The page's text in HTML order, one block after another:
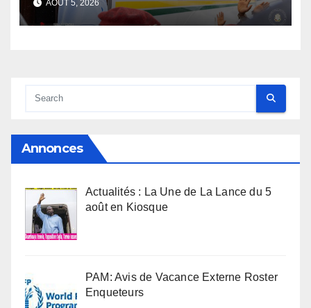
l’armée rassure
AOÛT 5, 2026
Annonces
Actualités : La Une de La Lance du 5
août en Kiosque
PAM: Avis de Vacance Externe Roster
Enqueteurs